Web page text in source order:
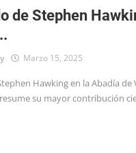
de Stephen
Marzo 15, 2025
Hawking en la Abadía
su mayor contribución